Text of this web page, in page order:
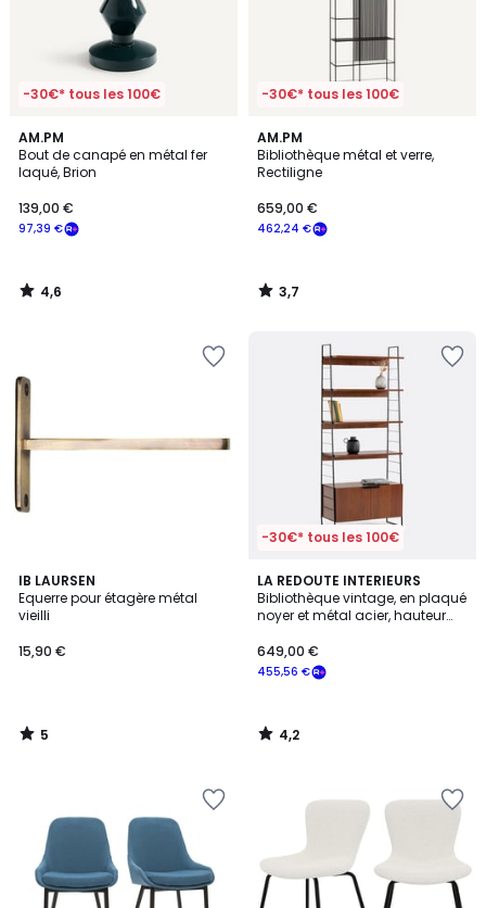
-30€* tous les 100€
AM.PM
Bout de canapé en métal fer
laqué, Brion
97,39 €
139,00 €
4,6
/ 5
4,6
/
-30€* tous les 100€
AM.PM
Bibliothèque métal et verre,
Rectiligne
462,24 €
659,00 €
3,7
/ 5
3,7
/
IB LAURSEN
Equerre pour étagère métal
vieilli
15,90 €
5
/
5
5
/
-30€* tous les 100€
LA REDOUTE INTERIEURS
Bibliothèque vintage, en plaqué
noyer et métal acier, hauteur
455,56 €
649,00 €
4,2
/ 5
4,2
/